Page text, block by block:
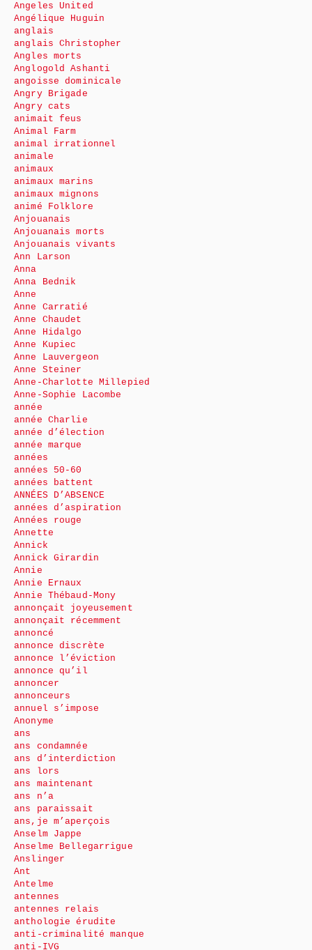
Angeles United
Angélique Huguin
anglais
anglais Christopher
Angles morts
Anglogold Ashanti
angoisse dominicale
Angry Brigade
Angry cats
animait feus
Animal Farm
animal irrationnel
animale
animaux
animaux marins
animaux mignons
animé Folklore
Anjouanais
Anjouanais morts
Anjouanais vivants
Ann Larson
Anna
Anna Bednik
Anne
Anne Carratié
Anne Chaudet
Anne Hidalgo
Anne Kupiec
Anne Lauvergeon
Anne Steiner
Anne-Charlotte Millepied
Anne-Sophie Lacombe
année
année Charlie
année d’élection
année marque
années
années 50-60
années battent
ANNÉES D’ABSENCE
années d’aspiration
Années rouge
Annette
Annick
Annick Girardin
Annie
Annie Ernaux
Annie Thébaud-Mony
annonçait joyeusement
annonçait récemment
annoncé
annonce discrète
annonce l’éviction
annonce qu’il
annoncer
annonceurs
annuel s’impose
Anonyme
ans
ans condamnée
ans d’interdiction
ans lors
ans maintenant
ans n’a
ans paraissait
ans,je m’aperçois
Anselm Jappe
Anselme Bellegarrigue
Anslinger
Ant
Antelme
antennes
antennes relais
anthologie érudite
anti-criminalité manque
anti-IVG